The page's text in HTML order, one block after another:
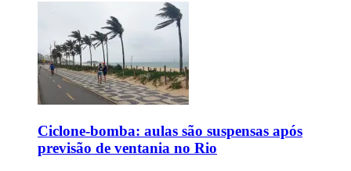
Ciclone-bomba: aulas são suspensas após
previsão de ventania no Rio